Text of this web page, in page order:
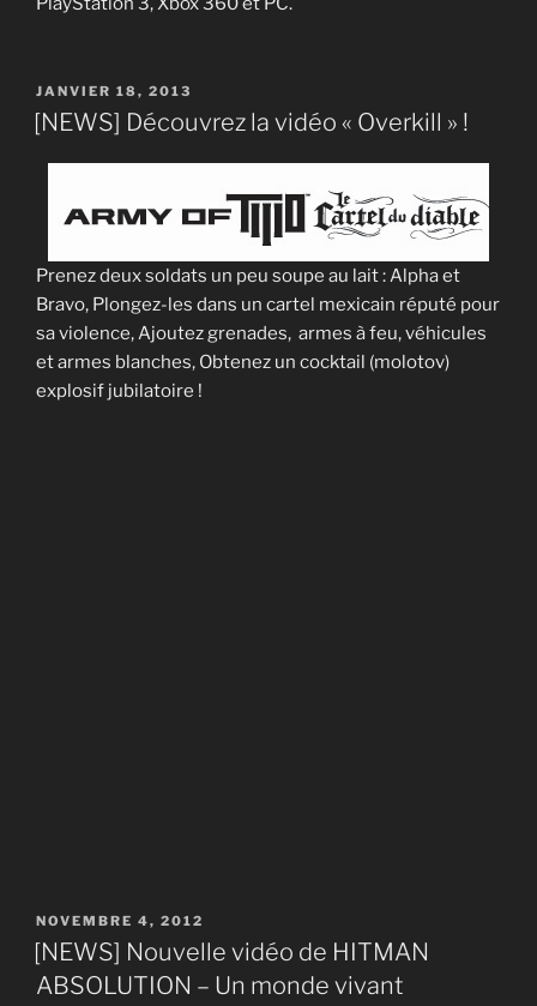
PUBLIÉ
LE
JANVIER 18, 2013
[NEWS] Découvrez la vidéo « Overkill » !
Prenez deux soldats un peu soupe au lait : Alpha et
Bravo, Plongez-les dans un cartel mexicain réputé pour
sa violence, Ajoutez grenades, armes à feu, véhicules
et armes blanches, Obtenez un cocktail (molotov)
explosif jubilatoire !
PUBLIÉ
LE
NOVEMBRE 4, 2012
[NEWS] Nouvelle vidéo de HITMAN
ABSOLUTION – Un monde vivant